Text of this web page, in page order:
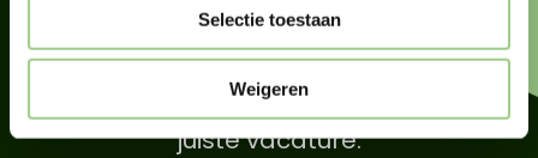
Selectie toestaan
Weigeren
Wij helpen je graag. Neem contact met
ons op en we gaan samen met jou op
zoek naar de perfecte kandidaat of de
juiste vacature.